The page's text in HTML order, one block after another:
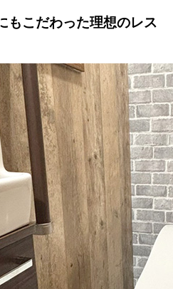
もこだわった理想のレス